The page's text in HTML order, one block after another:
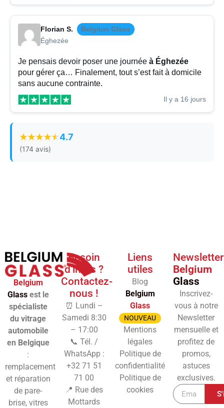
Florian S.
Belgium Glass
Éghezée
Je pensais devoir poser une journée à Éghezée
pour gérer ça… Finalement, tout s’est fait à domicile
sans aucune contrainte.
Il y a 16 jours
4.7
(174 avis)
Belgium
Glassest le
spécialiste
du vitrage
automobile
en Belgique
:
remplacement
et réparation
de pare-
brise, vitres
Besoin
d'infos ?
Contactez-
nous !
⏰ Lundi –
Samedi 8:30
– 17:00
📞 Tél. /
WhatsApp :
+32 71 51
71 00
📍 Rue des
Mottards
Liens
utiles
Blog
Belgium
Glass
NOUVEAU
Mentions
légales
Politique de
confidentialité
Politique de
cookies
Newsletter
Belgium
Glass
Inscrivez-
vous à notre
Newsletter
mensuelle et
profitez de
promos,
astuces
exclusives.